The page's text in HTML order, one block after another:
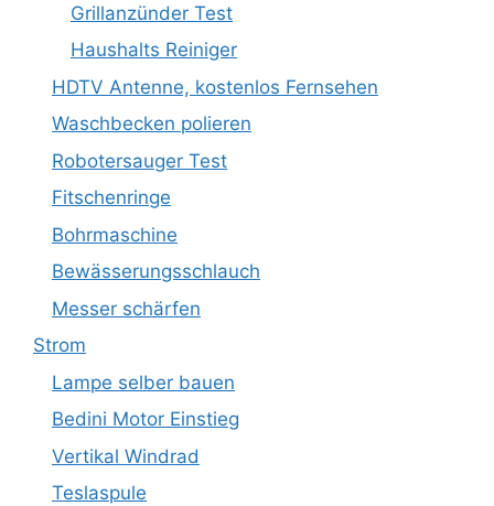
Grillanzünder Test
Haushalts Reiniger
HDTV Antenne, kostenlos Fernsehen
Waschbecken polieren
Robotersauger Test
Fitschenringe
Bohrmaschine
Bewässerungsschlauch
Messer schärfen
Strom
Lampe selber bauen
Bedini Motor Einstieg
Vertikal Windrad
Teslaspule